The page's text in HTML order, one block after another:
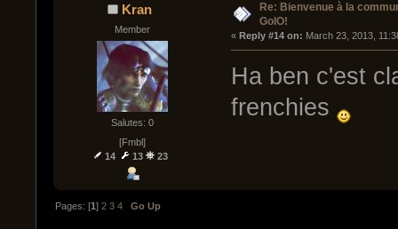
Kran
Member
Salutes: 0
[Fmbl]
14
13 23
Re: Bienvenue à la
GoIO!
« Reply #14 on: March 23, 2013,
Ha ben c'est
frenchies
Pages: [1]2 3 4 Go Up